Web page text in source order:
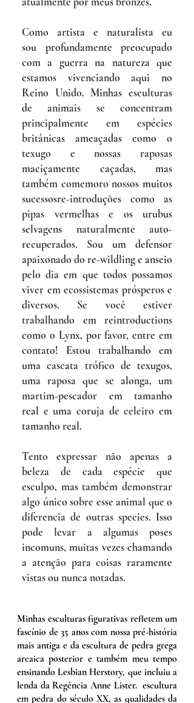
Como artista e naturalista eu
sou profundamente preocupado
com a guerra na natureza que
estamos vivenciando aqui no
Reino Unido. Minhas esculturas
de animais se concentram
principalmente em espécies
britânicas ameaçadas como o
texugo e nossas raposas
maciçamente caçadas, mas
também comemoro nossos muitos
sucessosre-introduções como as
pipas vermelhas e os urubus
selvagens naturalmente auto-
recuperados. Sou um defensor
apaixonado do re-wildling e anseio
pelo dia em que todos possamos
viver em ecossistemas prósperos e
diversos. Se você estiver
trabalhando em reintroductions
como o Lynx, por favor, entre em
contato! Estou trabalhando em
uma cascata trófico de texugos,
uma raposa que se alonga, um
martim-pescador em tamanho
real e uma coruja de celeiro em
tamanho real.
Tento expressar não apenas a
beleza de cada espécie que
esculpo, mas também demonstrar
algo único sobre esse animal que o
diferencia de outras species. Isso
pode levar a algumas poses
incomuns, muitas vezes chamando
a atenção para coisas raramente
vistas ou nunca notadas.
Minhas esculturas figurativas refletem um
fascínio de 35 anos com nossa pré-história
mais antiga e da escultura de pedra grega
arcaica posterior e também meu tempo
ensinando Lesbian Herstory, que incluiu a
lenda da Regência Anne Lister. escultura
em pedra do século XX, as qualidades da